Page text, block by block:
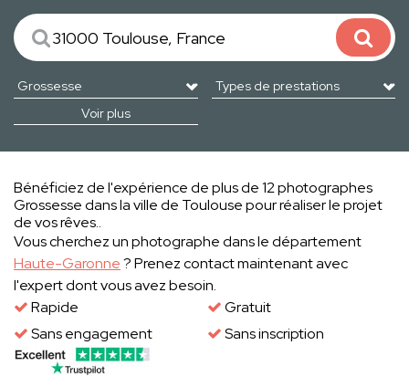
Voir plus
Bénéficiez de l'expérience de plus de 12 photographes
Grossesse dans la ville de Toulouse pour réaliser le projet
de vos rêves..
Vous cherchez un photographe dans le département
Haute-Garonne? Prenez contact maintenant avec
l'expert dont vous avez besoin.
Rapide
Gratuit
Sans engagement
Sans inscription